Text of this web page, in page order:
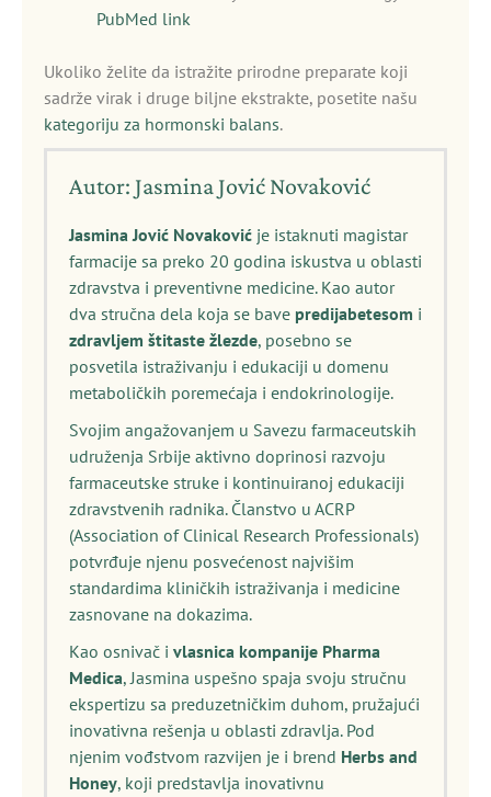
PubMed link
Ukoliko želite da istražite prirodne preparate koji
sadrže virak i druge biljne ekstrakte, posetite našu
kategoriju za hormonski balans.
Autor: Jasmina Jović Novaković
Jasmina Jović Novaković je istaknuti magistar
farmacije sa preko 20 godina iskustva u oblasti
zdravstva i preventivne medicine. Kao autor
dva stručna dela koja se bave predijabetesom i
zdravljem štitaste žlezde, posebno se
posvetila istraživanju i edukaciji u domenu
metaboličkih poremećaja i endokrinologije.
Svojim angažovanjem u Savezu farmaceutskih
udruženja Srbije aktivno doprinosi razvoju
farmaceutske struke i kontinuiranoj edukaciji
zdravstvenih radnika. Članstvo u ACRP
(Association of Clinical Research Professionals)
potvrđuje njenu posvećenost najvišim
standardima kliničkih istraživanja i medicine
zasnovane na dokazima.
Kao osnivač i vlasnica kompanije Pharma
Medica, Jasmina uspešno spaja svoju stručnu
ekspertizu sa preduzetničkim duhom, pružajući
inovativna rešenja u oblasti zdravlja. Pod
njenim vođstvom razvijen je i brend Herbs and
Honey, koji predstavlja inovativnu